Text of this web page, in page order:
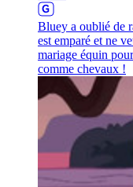
Bluey a oublié de
est emparé et ne
mariage équin
comme chevaux !